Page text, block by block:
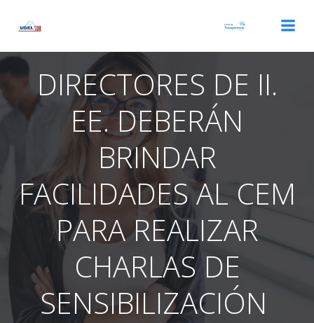
DIRECTORES DE II.
EE. DEBERÁN
BRINDAR
FACILIDADES AL CEM
PARA REALIZAR
CHARLAS DE
SENSIBILIZACIÓN